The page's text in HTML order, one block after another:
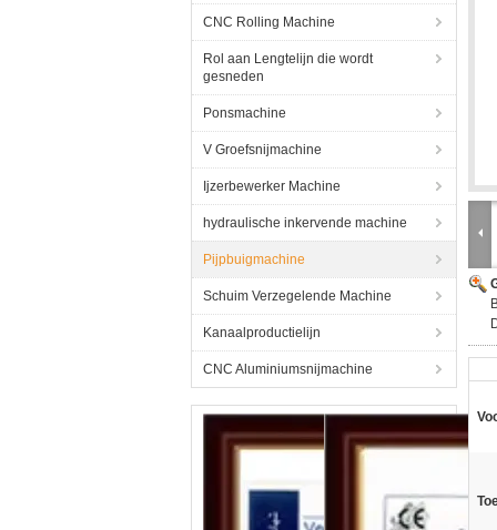
CNC Rolling Machine
Rol aan Lengtelijn die wordt
gesneden
Ponsmachine
V Groefsnijmachine
Ijzerbewerker Machine
hydraulische inkervende machine
Pijpbuigmachine
Schuim Verzegelende Machine
Kanaalproductielijn
CNC Aluminiumsnijmachine